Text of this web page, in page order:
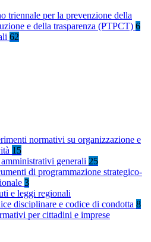
triennale per la prevenzione della
e della trasparenza (PTPCT) 6
62
normativi su organizzazione e
15
generali 25
di programmazione strategico-
3
e leggi regionali
disciplinare e codice di condotta 8
per cittadini e imprese